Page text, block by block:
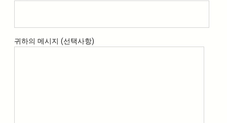
귀하의 메시지 (선택사항)